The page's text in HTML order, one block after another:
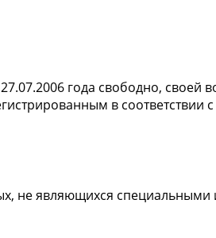
года свободно, своей
в соответствии
не являющихся